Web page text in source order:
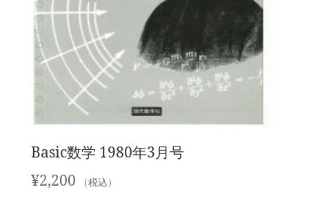
Basic数学 1980年3月号
¥2,200 （税込）